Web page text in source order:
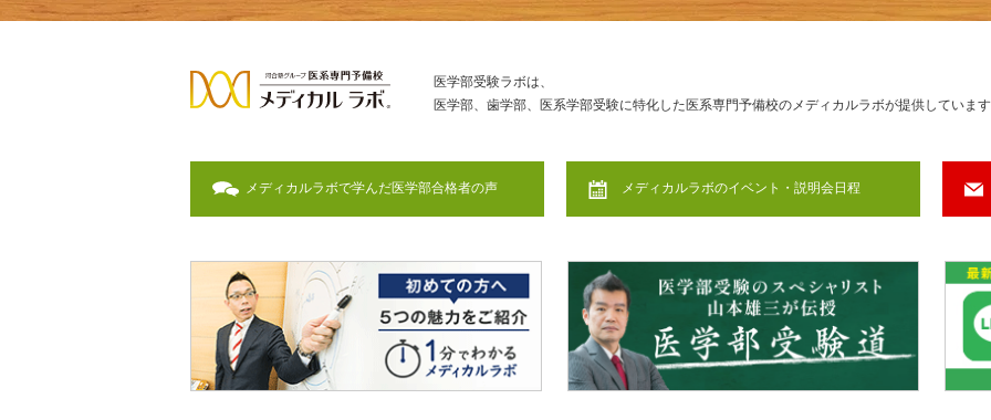
医学部受験ラボは、
医学部、歯学部、医系学部受験に特化した医系専門予備校のメディカルラボが提供していま
メディカルラボで学んだ医学部合格者の声 メディカルラボのイベント・説明会日程